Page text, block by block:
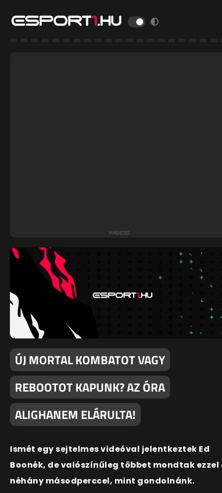
ÚJ MORTAL KOMBATOT VAGY
REBOOTOT KAPUNK? AZ ÓRA
ALIGHANEM ELÁRULTA!
Ismét egy sejtelmes videóval jelentkeztek Ed
Boonék, de valószínűleg többet mondtak ezzel
néhány másodperccel, mint gondolnánk.